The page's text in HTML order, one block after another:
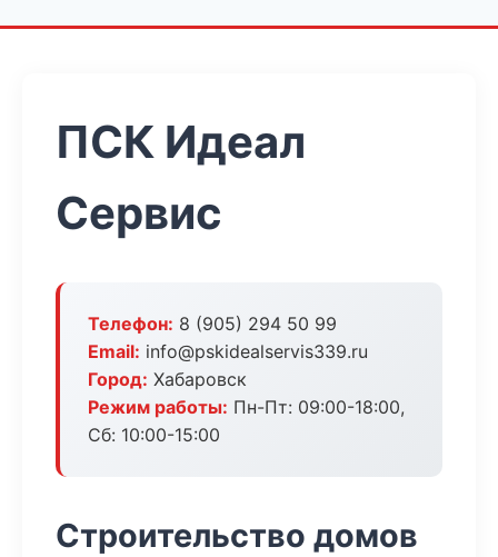
ПСК Идеал
Сервис
Телефон: 8 (905) 294 50 99
Email: info@pskidealservis339.ru
Город: Хабаровск
Режим работы: Пн-Пт: 09:00-18:00,
Сб: 10:00-15:00
Строительство домов